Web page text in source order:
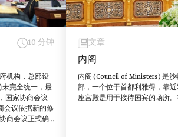
10 分钟
机构，总部设
未完全统一，最
国家协商会议
会议依据新的修
商会议正式确
文章
内阁
内阁 (Council of Ministers) 是
部，一个位于首都利雅得，靠
座宫殿是用于接待国宾的场所